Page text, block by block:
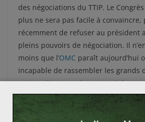
des négociations du TTIP. Le
plus ne sera pas facile à convaincre,
récemment de refuser au président
pleins pouvoirs de négociation. Il
moins que l’OMC paraît aujourd’hui
incapable de rassembler les grands
autour d’un accord commercial